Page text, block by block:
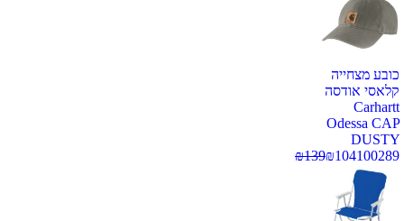
כובע מצחייה
קלאסי אודסה
Carhartt
Odessa CAP
DUSTY
100289
₪104
₪139